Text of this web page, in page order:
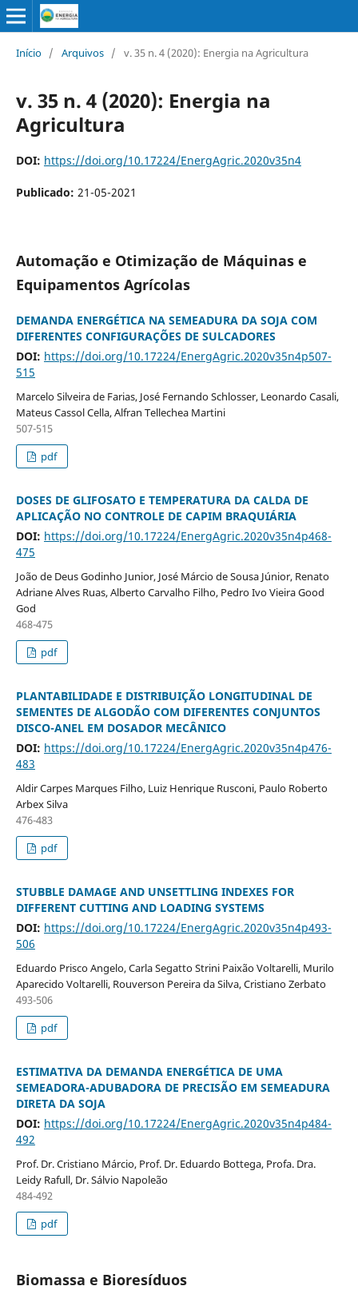
Início / Arquivos / v. 35 n. 4 (2020): Energia na Agricultura
v. 35 n. 4 (2020): Energia na
Agricultura
DOI: https://doi.org/10.17224/EnergAgric.2020v35n4
Publicado: 21-05-2021
Automação e Otimização de Máquinas e
Equipamentos Agrícolas
DEMANDA ENERGÉTICA NA SEMEADURA DA SOJA COM
DIFERENTES CONFIGURAÇÕES DE SULCADORES
DOI: https://doi.org/10.17224/EnergAgric.2020v35n4p507-
515
Marcelo Silveira de Farias, José Fernando Schlosser, Leonardo Casali,
Mateus Cassol Cella, Alfran Tellechea Martini
507-515
pdf
DOSES DE GLIFOSATO E TEMPERATURA DA CALDA DE
APLICAÇÃO NO CONTROLE DE CAPIM BRAQUIÁRIA
DOI: https://doi.org/10.17224/EnergAgric.2020v35n4p468-
475
João de Deus Godinho Junior, José Márcio de Sousa Júnior, Renato
Adriane Alves Ruas, Alberto Carvalho Filho, Pedro Ivo Vieira Good
God
468-475
pdf
PLANTABILIDADE E DISTRIBUIÇÃO LONGITUDINAL DE
SEMENTES DE ALGODÃO COM DIFERENTES CONJUNTOS
DISCO-ANEL EM DOSADOR MECÂNICO
DOI: https://doi.org/10.17224/EnergAgric.2020v35n4p476-
483
Aldir Carpes Marques Filho, Luiz Henrique Rusconi, Paulo Roberto
Arbex Silva
476-483
pdf
STUBBLE DAMAGE AND UNSETTLING INDEXES FOR
DIFFERENT CUTTING AND LOADING SYSTEMS
DOI: https://doi.org/10.17224/EnergAgric.2020v35n4p493-
506
Eduardo Prisco Angelo, Carla Segatto Strini Paixão Voltarelli, Murilo
Aparecido Voltarelli, Rouverson Pereira da Silva, Cristiano Zerbato
493-506
pdf
ESTIMATIVA DA DEMANDA ENERGÉTICA DE UMA
SEMEADORA-ADUBADORA DE PRECISÃO EM SEMEADURA
DIRETA DA SOJA
DOI: https://doi.org/10.17224/EnergAgric.2020v35n4p484-
492
Prof. Dr. Cristiano Márcio, Prof. Dr. Eduardo Bottega, Profa. Dra.
Leidy Rafull, Dr. Sálvio Napoleão
484-492
pdf
Biomassa e Bioresíduos